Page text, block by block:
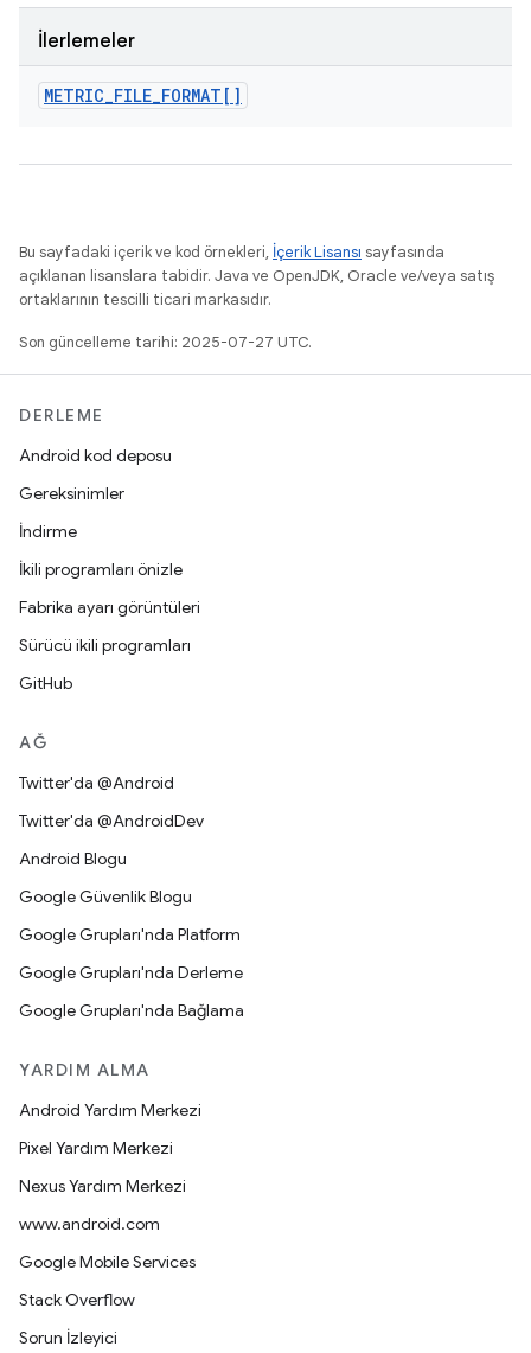
İlerlemeler
METRIC_FILE_FORMAT[]
Bu sayfadaki içerik ve kod örnekleri, İçerik Lisansı sayfasında
açıklanan lisanslara tabidir. Java ve OpenJDK, Oracle ve/veya satış
ortaklarının tescilli ticari markasıdır.
Son güncelleme tarihi: 2025-07-27 UTC.
DERLEME
Android kod deposu
Gereksinimler
İndirme
İkili programları önizle
Fabrika ayarı görüntüleri
Sürücü ikili programları
GitHub
AĞ
Twitter'da @Android
Twitter'da @AndroidDev
Android Blogu
Google Güvenlik Blogu
Google Grupları'nda Platform
Google Grupları'nda Derleme
Google Grupları'nda Bağlama
YARDIM ALMA
Android Yardım Merkezi
Pixel Yardım Merkezi
Nexus Yardım Merkezi
www.android.com
Google Mobile Services
Stack Overflow
Sorun İzleyici